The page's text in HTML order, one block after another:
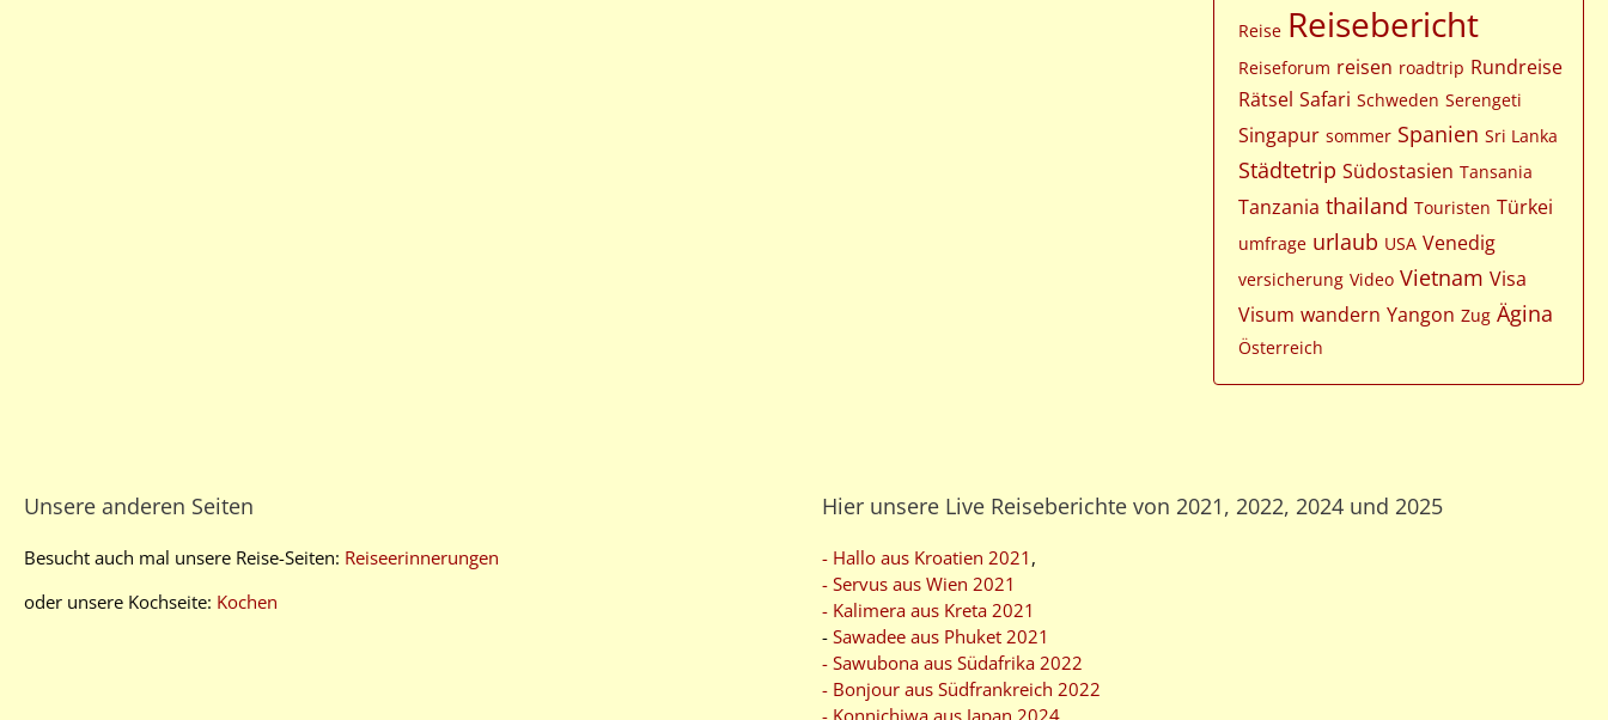
Reise Reisebericht
Reiseforum reisen roadtrip Rundreise
Rätsel Safari Schweden Serengeti
Singapur sommer Spanien Sri Lanka
Städtetrip Südostasien Tansania
Tanzania thailand Touristen Türkei
umfrage urlaub USA Venedig
versicherung Video Vietnam Visa
Visum wandern Yangon Zug Ägina
Österreich
Unsere anderen Seiten
Besucht auch mal unsere Reise-Seiten: Reiseerinnerungen
oder unsere Kochseite: Kochen
Hier unsere Live Reiseberichte von 2021, 2022, 2024 und 2025
- Hallo aus Kroatien 2021 ,
- Servus aus Wien 2021
- Kalimera aus Kreta 2021
- Sawadee aus Phuket 2021
- Sawubona aus Südafrika 2022
- Bonjour aus Südfrankreich 2022
- Konnichiwa aus Japan 2024